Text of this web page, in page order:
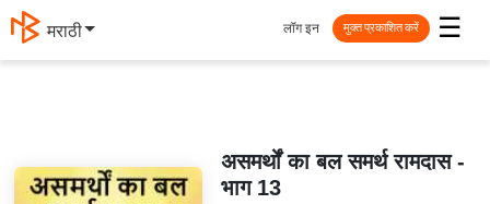
मराठी ☰
लॉग इन मुक्त प्रकाशित करें
असमर्थों का बल समर्थ रामदास -
भाग 13